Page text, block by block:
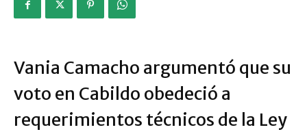
​Vania Camacho argumentó que su
voto en Cabildo obedeció a
requerimientos técnicos de la Ley